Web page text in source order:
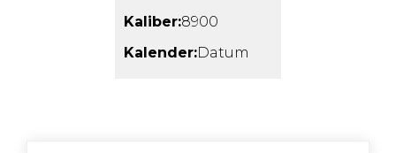
Kaliber:8900
Kalender:Datum